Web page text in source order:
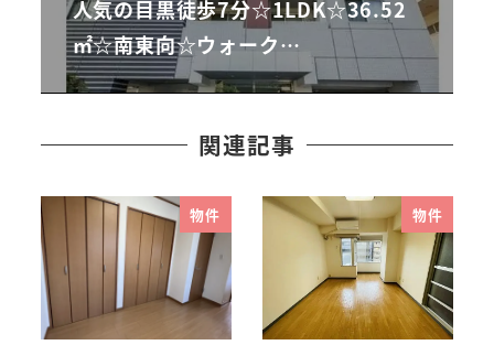
人気の目黒徒歩7分☆1LDK☆36.52
㎡☆南東向☆ウォーク…
関連記事
物件 物件